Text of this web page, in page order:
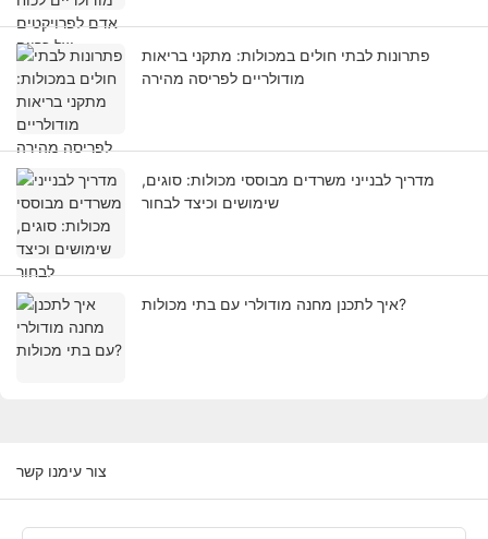
פתרונות לבתי חולים במכולות: מתקני בריאות
מודולריים לפריסה מהירה
מדריך לבנייני משרדים מבוססי מכולות: סוגים,
שימושים וכיצד לבחור
איך לתכנן מחנה מודולרי עם בתי מכולות?
צור עימנו קשר